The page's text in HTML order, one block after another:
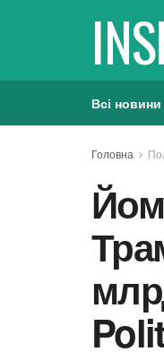
Всі новини
Головна